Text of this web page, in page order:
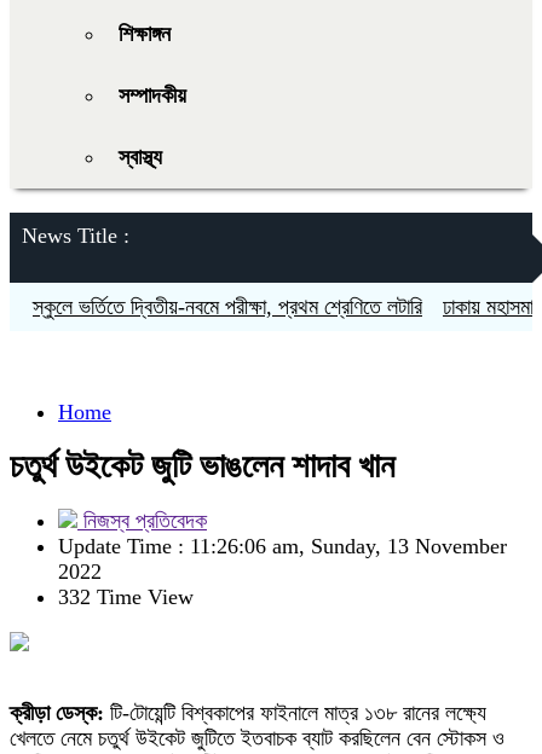
শিক্ষাঙ্গন
সম্পাদকীয়
স্বাস্থ্য
News Title :
স্কুলে ভর্তিতে দ্বিতীয়-নবমে পরীক্ষা, প্রথম শ্রেণিতে লটারি ঢাকায়
Home
চতুর্থ উইকেট জুটি ভাঙলেন শাদাব খান
নিজস্ব প্রতিবেদক
Update Time : 11:26:06 am, Sunday, 13 November
2022
332 Time View
ক্রীড়া ডেস্ক: টি-টোয়েন্টি বিশ্বকাপের ফাইনালে মাত্র ১৩৮ রানের লক্ষ্যে
খেলতে নেমে চতুর্থ উইকেট জুটিতে ইতবাচক ব্যাট করছিলেন বেন স্টোকস ও